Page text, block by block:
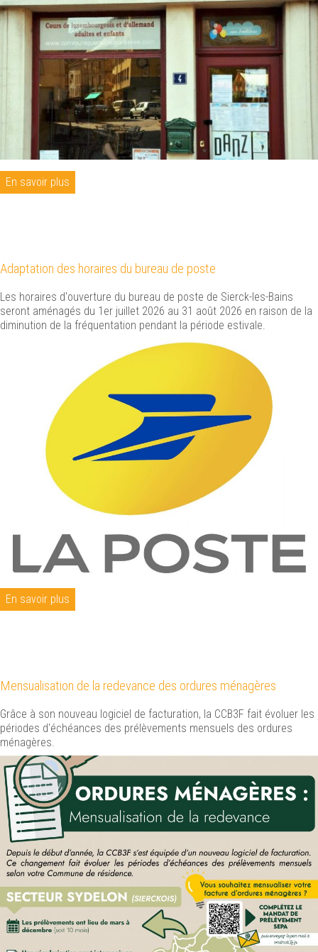
En savoir plus
Adaptation des horaires du bureau de poste
Les horaires d'ouverture du bureau de poste de Sierck-les-Bains
seront aménagés du 1er juillet 2026 au 31 août 2026 en raison de la
diminution de la fréquentation pendant la période estivale.
En savoir plus
Mensualisation de la redevance des ordures ménagères
Grâce à son nouveau logiciel de facturation, la CCB3F fait évoluer les
périodes d'échéances des prélèvements mensuels des ordures
ménagères.